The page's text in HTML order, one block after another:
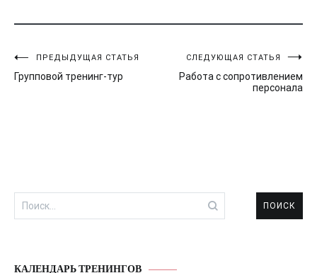
Навигация
по
ПРЕДЫДУЩАЯ СТАТЬЯ
Групповой тренинг-тур
СЛЕДУЮЩАЯ СТАТЬЯ
Работа с сопротивлением
персонала
Найти: